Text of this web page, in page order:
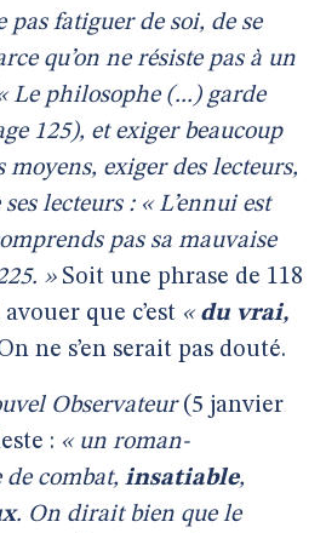
pas fatiguer de soi, de se
qu’on ne résiste pas à un
Le philosophe (...) garde
125), et exiger beaucoup
moyens, exiger des lecteurs,
lecteurs : « L’ennui est
pas sa mauvaise
»Soit une phrase de 118
que c’est « du vrai,
ne s’en serait pas douté.
Observateur(5 janvier
: « un roman-
combat, insatiable,
. On dirait bien que le